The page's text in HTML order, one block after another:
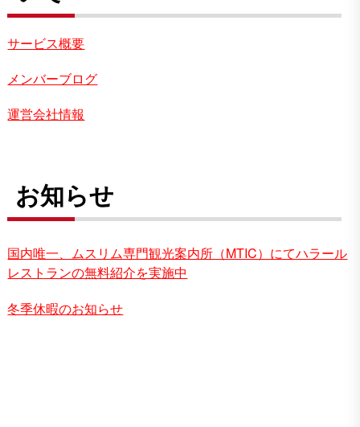
サービス概要
メンバーブログ
運営会社情報
お知らせ
国内唯一、ムスリム専門観光案内所（MTIC）にてハラール
レストランの無料紹介を実施中
冬季休暇のお知らせ